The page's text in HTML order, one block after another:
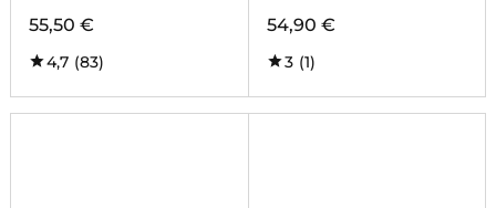
55,50 €
4,7 (83)
54,90 €
3 (1)